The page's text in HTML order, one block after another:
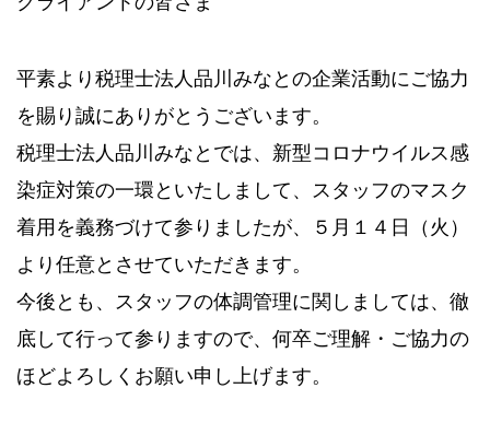
平素より税理士法人品川みなとの企業活動にご協力
を賜り誠にありがとうございます。
税理士法人品川みなとでは、新型コロナウイルス感
染症対策の一環といたしまして、スタッフのマスク
着用を義務づけて参りましたが、５月１４日（火）
より任意とさせていただきます。
今後とも、スタッフの体調管理に関しましては、徹
底して行って参りますので、何卒ご理解・ご協力の
ほどよろしくお願い申し上げます。